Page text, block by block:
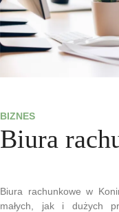
BIZNES
Biura
Biura rachunkowe w
małych, jak i dużych